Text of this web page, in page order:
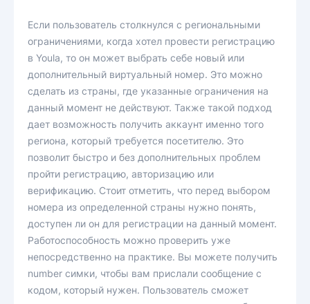
Если пользователь столкнулся с региональными
ограничениями, когда хотел провести регистрацию
в Youla, то он может выбрать себе новый или
дополнительный виртуальный номер. Это можно
сделать из страны, где указанные ограничения на
данный момент не действуют. Также такой подход
дает возможность получить аккаунт именно того
региона, который требуется посетителю. Это
позволит быстро и без дополнительных проблем
пройти регистрацию, авторизацию или
верификацию. Стоит отметить, что перед выбором
номера из определенной страны нужно понять,
доступен ли он для регистрации на данный момент.
Работоспособность можно проверить уже
непосредственно на практике. Вы можете получить
number симки, чтобы вам прислали сообщение с
кодом, который нужен. Пользователь сможет